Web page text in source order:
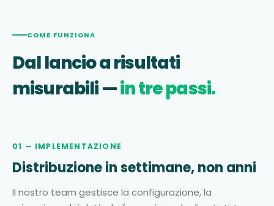
COME FUNZIONA
Dal lancio a risultati
misurabili —in tre passi.
01 — IMPLEMENTAZIONE
Distribuzione in settimane, non anni
Il nostro team gestisce la configurazione, la